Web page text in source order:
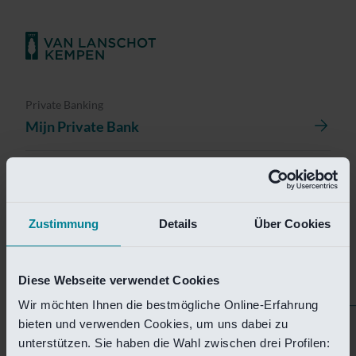
Zustimmung Details Über Cookies
Diese Webseite verwendet Cookies
Wir möchten Ihnen die bestmögliche Online-Erfahrung
bieten und verwenden Cookies, um uns dabei zu
unterstützen. Sie haben die Wahl zwischen drei Profilen:
Private Banking
Mijn Private Bank
Helaas is deze pagina